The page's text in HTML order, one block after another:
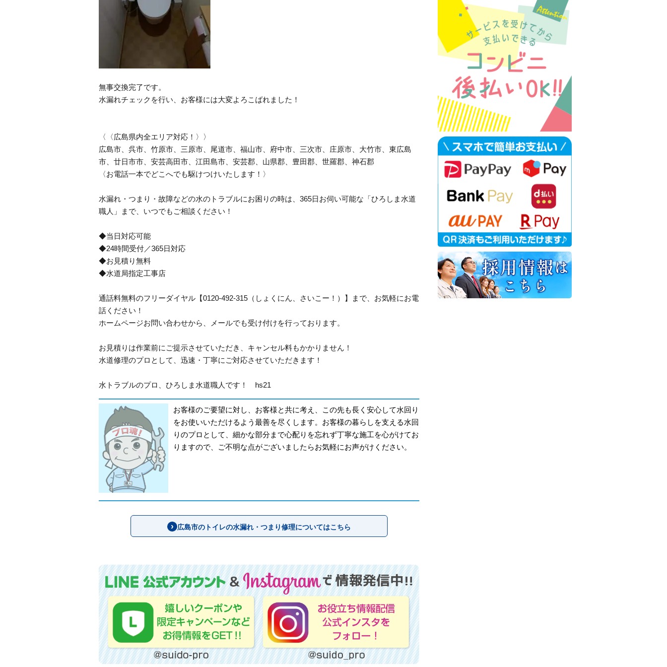
無事交換完了です。
水漏れチェックを行い、お客様には大変よろこばれました！
〈〈広島県内全エリア対応！〉〉
広島市、呉市、竹原市、三原市、尾道市、福山市、府中市、三次市、庄原市、大竹市、東広島
市、廿日市市、安芸高田市、江田島市、安芸郡、山県郡、豊田郡、世羅郡、神石郡
〈お電話一本でどこへでも駆けつけいたします！〉
水漏れ・つまり・故障などの水のトラブルにお困りの時は、365日お伺い可能な「ひろしま水道
職人」まで、いつでもご相談ください！
◆当日対応可能
◆24時間受付／365日対応
◆お見積り無料
◆水道局指定工事店
通話料無料のフリーダイヤル【0120-492-315（しょくにん、さいこー！）】まで、お気軽にお電
話ください！
ホームページお問い合わせから、メールでも受け付けを行っております。
お見積りは作業前にご提示させていただき、キャンセル料もかかりません！
水道修理のプロとして、迅速・丁寧にご対応させていただきます！
水トラブルのプロ、ひろしま水道職人です！ hs21
お客様のご要望に対し、お客様と共に考え、この先も長く安心して水回り
をお使いいただけるよう最善を尽くします。お客様の暮らしを支える水回
りのプロとして、細かな部分まで心配りを忘れず丁寧な施工を心がけてお
りますので、ご不明な点がございましたらお気軽にお声がけください。
広島市のトイレの水漏れ・つまり修理についてはこちら